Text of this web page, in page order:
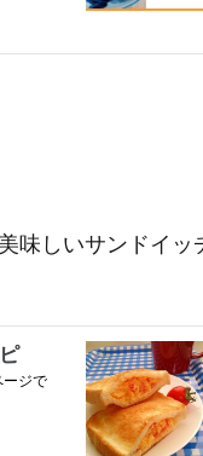
味しいサンドイッ